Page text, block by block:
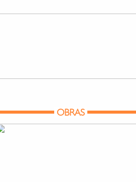
OBRAS